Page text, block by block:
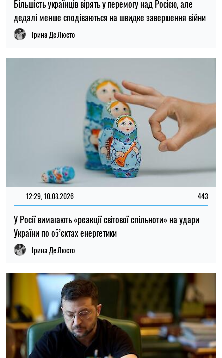
КРИМ ОКУПАЦІЯ ВІЙНА